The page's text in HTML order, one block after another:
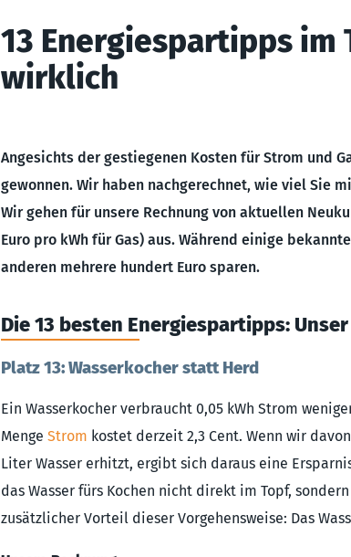
13 Energiespartipps im
wirklich
Angesichts der gestiegenen Kosten für Strom und
gewonnen. Wir haben nachgerechnet, wie viel Sie
Wir gehen für unsere Rechnung von aktuellen
Euro pro kWh für Gas) aus. Während einige
anderen mehrere hundert Euro sparen.
Die 13 besten Energiespartipps:
Platz 13: Wasserkocher statt Herd
Ein Wasserkocher verbraucht 0,05 kWh Strom
Menge Strom kostet derzeit 2,3 Cent. Wenn wir
Liter Wasser erhitzt, ergibt sich daraus eine
das Wasser fürs Kochen nicht direkt im Topf,
zusätzlicher Vorteil dieser Vorgehensweise: Das